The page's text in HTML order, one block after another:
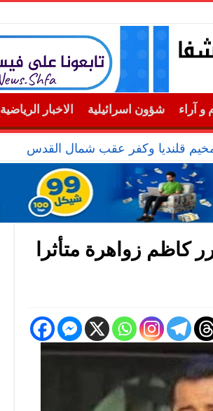
و آراء شؤون اسرائيلية الاخبار الرياضية
كاظم زواهرة متأثرا